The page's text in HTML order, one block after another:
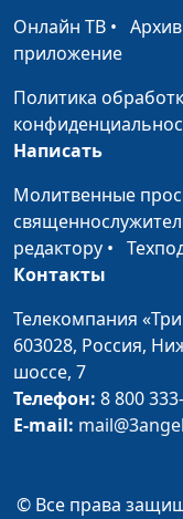
самооценку
Являться, а не
казаться
Цель жизни:
достигаем,
Онлайн ТВ •
приложение
Политика
Написать
Молитвенные
редактору •
Контакты
Телекомпания
603028, Россия,
шоссе, 7
Телефон: 8 800
E-mail:
© Все права